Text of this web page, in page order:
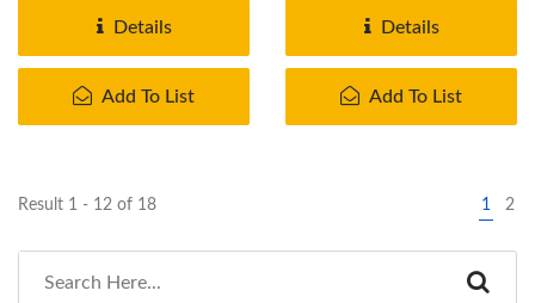
Details
Add To List
Details
Add To List
Result 1 - 12 of 18 1 2